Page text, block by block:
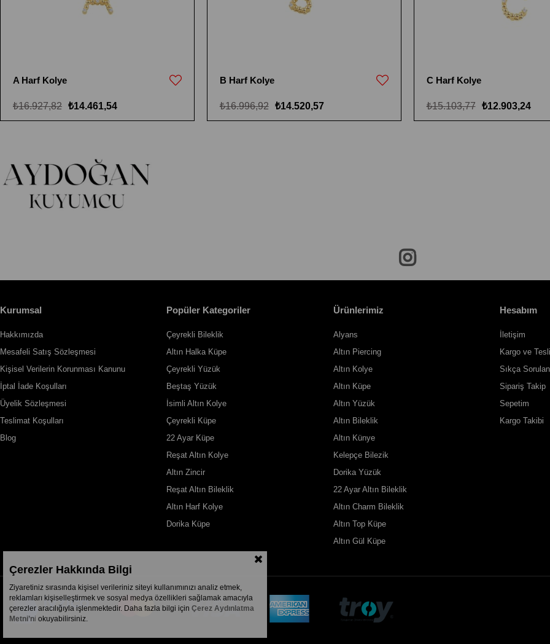
A Harf Kolye
₺14.461,54
₺16.927,82
B Harf Kolye
₺14.520,57
₺16.996,92
C Harf Kolye
₺12.903,24
₺15.103,77
Kurumsal
Hakkımızda
Mesafeli Satış Sözleşmesi
Kişisel Verilerin Korunması Kanunu
İptal İade Koşulları
Üyelik Sözleşmesi
Teslimat Koşulları
Blog
Popüler Kategoriler
Çeyrekli Bileklik
Altın Halka Küpe
Çeyrekli Yüzük
Beştaş Yüzük
İsimli Altın Kolye
Çeyrekli Küpe
22 Ayar Küpe
Reşat Altın Kolye
Altın Zincir
Reşat Altın Bileklik
Altın Harf Kolye
Dorika Küpe
Ürünlerimiz
Alyans
Altın Piercing
Altın Kolye
Altın Küpe
Altın Yüzük
Altın Bileklik
Altın Künye
Kelepçe Bilezik
Dorika Yüzük
22 Ayar Altın Bileklik
Altın Charm Bileklik
Altın Top Küpe
Altın Gül Küpe
Hesabım
İletişim
Kargo ve
Sıkça
Sipariş Takip
Sepetim
Kargo Takibi
Çerezler Hakkında Bilgi
Ziyaretiniz sırasında kişisel verileriniz siteyi kullanımınızı analiz etmek,
reklamları kişiselleştirmek ve sosyal medya özellikleri sağlamak amacıyla
çerezler aracılığıyla işlenmektedir. Daha fazla bilgi için Çerez Aydınlatma
Metni’ni okuyabilirsiniz.